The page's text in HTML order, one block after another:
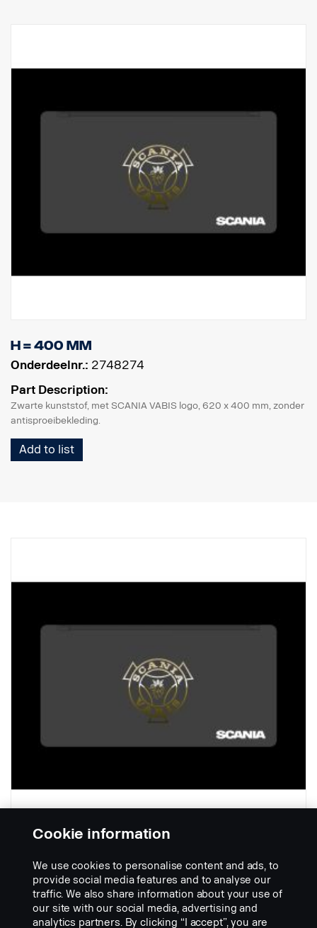
H = 400 mm
Onderdeelnr.: 2748274
Part Description:
Zwarte kunststof, met SCANIA VABIS logo, 620 x 400 mm, zonder
antisproeibekleding.
Add to list
H = 400 mm
Onderdeelnr.:2748275
Part Description:
Zwarte kunststof, met SCANIA VABIS logo, 620 x 400 mm, met
Cookie information
We use cookies to personalise content and ads, to
provide social media features and to analyse our
traffic. We also share information about your use of
our site with our social media, advertising and
analytics partners. By clicking “I accept”, you are